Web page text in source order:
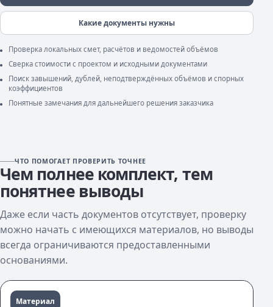
Какие документы нужны
Проверка локальных смет, расчётов и ведомостей объёмов
Сверка стоимости с проектом и исходными документами
Поиск завышений, дублей, неподтверждённых объёмов и спорных
коэффициентов
Понятные замечания для дальнейшего решения заказчика
ЧТО ПОМОГАЕТ ПРОВЕРИТЬ ТОЧНЕЕ
Чем полнее комплект, тем
понятнее выводы
Даже если часть документов отсутствует, проверку
можно начать с имеющихся материалов, но выводы
всегда ограничиваются предоставленными
основаниями.
Материал